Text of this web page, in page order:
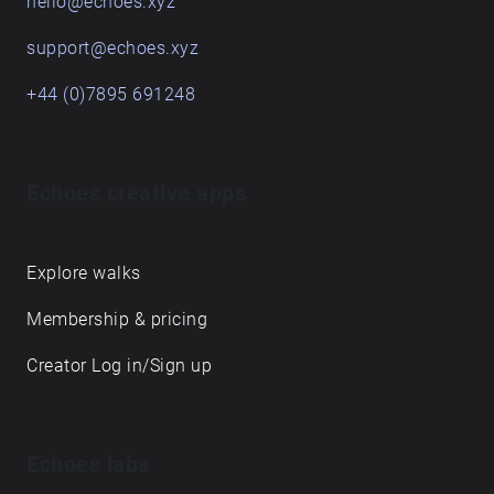
support@echoes.xyz
+44 (0)7895 691248
Explore walks
Membership & pricing
Creator Log in/Sign up